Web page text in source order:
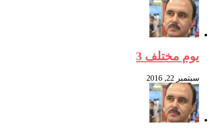
يوم مختلف 3
سبتمبر 22, 2016